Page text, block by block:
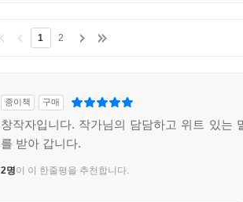
1 2
종이책 구매
창작자입니다. 작가님의 담담하고 위트 있는
를 받아 갑니다.
2명이 이 한줄평을 추천합니다.